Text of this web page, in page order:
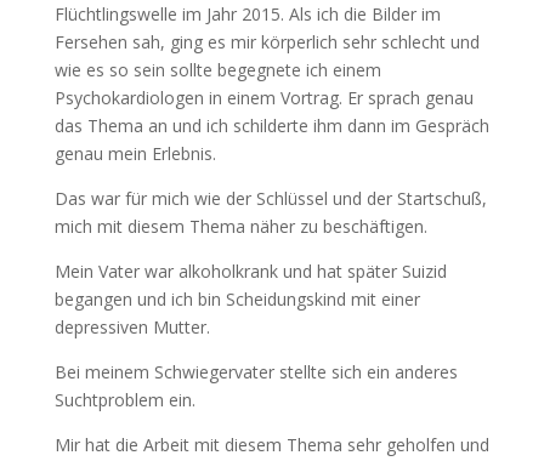
Flüchtlingswelle im Jahr 2015. Als ich die Bilder im
Fersehen sah, ging es mir körperlich sehr schlecht und
wie es so sein sollte begegnete ich einem
Psychokardiologen in einem Vortrag. Er sprach genau
das Thema an und ich schilderte ihm dann im Gespräch
genau mein Erlebnis.
Das war für mich wie der Schlüssel und der Startschuß,
mich mit diesem Thema näher zu beschäftigen.
Mein Vater war alkoholkrank und hat später Suizid
begangen und ich bin Scheidungskind mit einer
depressiven Mutter.
Bei meinem Schwiegervater stellte sich ein anderes
Suchtproblem ein.
Mir hat die Arbeit mit diesem Thema sehr geholfen und